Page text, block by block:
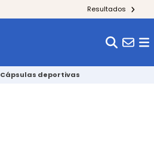
Resultados
Cápsulas deportivas